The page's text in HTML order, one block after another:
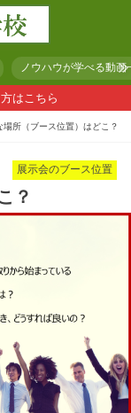
ノウハウが学べる動画
はこちら
場所（ブース位置）はどこ？
展示会のブース位置
？